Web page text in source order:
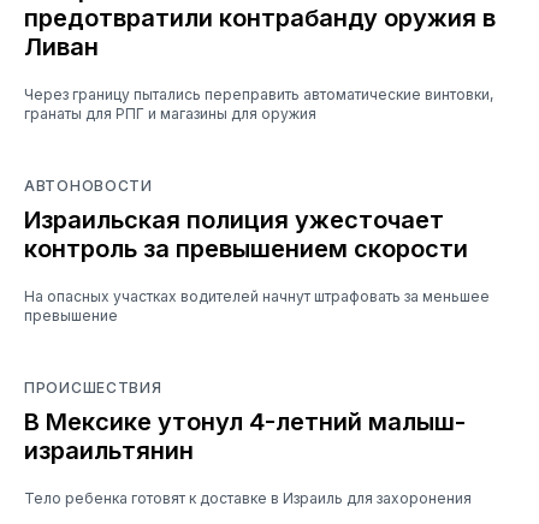
предотвратили контрабанду оружия в
Ливан
Через границу пытались переправить автоматические винтовки,
гранаты для РПГ и магазины для оружия
АВТОНОВОСТИ
Израильская полиция ужесточает
контроль за превышением скорости
На опасных участках водителей начнут штрафовать за меньшее
превышение
ПРОИСШЕСТВИЯ
В Мексике утонул 4-летний малыш-
израильтянин
Тело ребенка готовят к доставке в Израиль для захоронения